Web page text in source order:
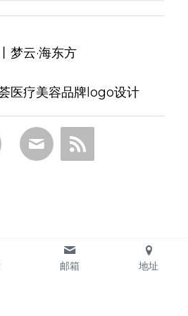
梦云·海东方
医疗美容品牌logo设计
邮箱 地址